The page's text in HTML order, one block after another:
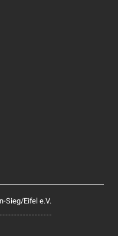
Sieg/Eifel e.V.